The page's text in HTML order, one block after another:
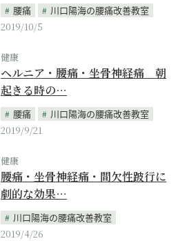
腰痛
川口陽海の腰痛改善教室
2019/10/5
健康
ヘルニア・腰痛・坐骨神経痛 朝
起きる時の…
腰痛
川口陽海の腰痛改善教室
2019/9/21
健康
腰痛・坐骨神経痛・間欠性跛行に
劇的な効果…
川口陽海の腰痛改善教室
2019/4/26